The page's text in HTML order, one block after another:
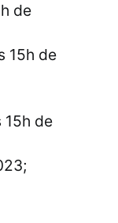
de
15h de
15h de